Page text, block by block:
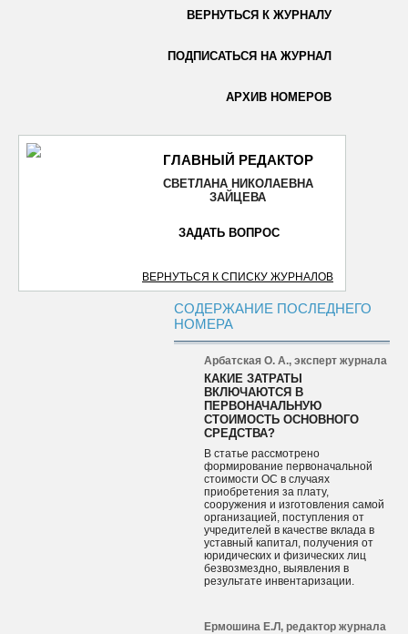
ВЕРНУТЬСЯ К ЖУРНАЛУ
ПОДПИСАТЬСЯ НА ЖУРНАЛ
АРХИВ НОМЕРОВ
ГЛАВНЫЙ РЕДАКТОР
СВЕТЛАНА НИКОЛАЕВНА
ЗАЙЦЕВА
ЗАДАТЬ ВОПРОС
ВЕРНУТЬСЯ К СПИСКУ ЖУРНАЛОВ
СОДЕРЖАНИЕ ПОСЛЕДНЕГО
НОМЕРА
Арбатская О. А., эксперт журнала
КАКИЕ ЗАТРАТЫ
ВКЛЮЧАЮТСЯ В
ПЕРВОНАЧАЛЬНУЮ
СТОИМОСТЬ ОСНОВНОГО
СРЕДСТВА?
В статье рассмотрено
формирование первоначальной
стоимости ОС в случаях
приобретения за плату,
сооружения и изготовления самой
организацией, поступления от
учредителей в качестве вклада в
уставный капитал, получения от
юридических и физических лиц
безвозмездно, выявления в
результате инвентаризации.
Ермошина Е.Л, редактор журнала
ОТПРАВИТЬ